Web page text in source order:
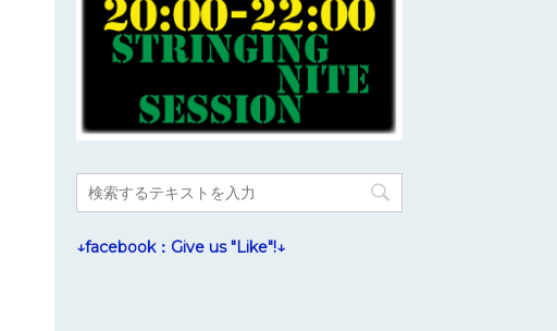
↓facebook：Give us "Like"!↓